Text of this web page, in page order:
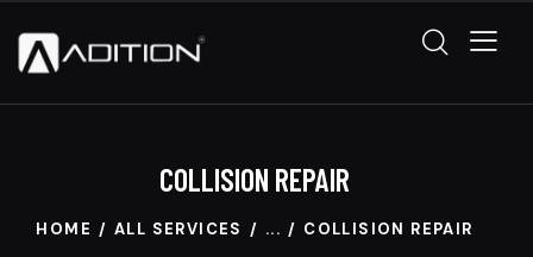
COLLISION REPAIR
HOME ALL SERVICES ... COLLISION REPAIR